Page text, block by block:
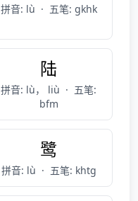
拼音: lù · 五笔: gkhk
陆
拼音: lù， liù · 五笔:
bfm
鹭
拼音: lù · 五笔: khtg